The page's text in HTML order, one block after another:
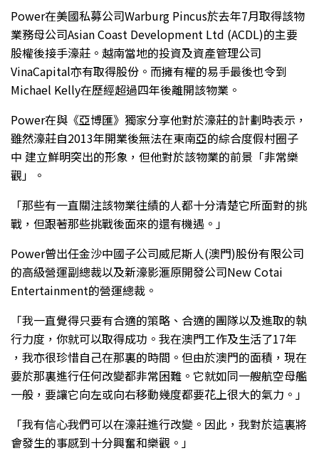
Power在美國私募公司Warburg Pincus於去年7月取得該物
業務母公司Asian Coast Development Ltd (ACDL)的主要
股權後接手濠莊。越南當地的投資及資產管理公司
VinaCapital亦有取得股份。而擁有權的易手最後也令到
Michael Kelly在歷經超過四年後離開該物業。
Power在與《亞博匯》獨家分享他對於濠莊的計劃時表示，
雖然濠莊自2013年開業後無法在東南亞的綜合度假村圈子
中 建立鮮明突出的形象，但他對於該物業的前景「非常樂
觀」。
「那些有一直關注該物業往績的人都十分清楚它所面對的挑
戰，但跟著那些挑戰後面來的還有機遇。」
Power曾出任金沙中國子公司威尼斯人(澳門)股份有限公司
的高級營運副總裁以及新濠影滙原開發公司New Cotai
Entertainment的營運總裁。
「我一直覺得只要有合適的策略、合適的團隊以及進取的執
行力度，你就可以取得成功。我在澳門工作及生活了17年
，我亦很珍惜自己在那裏的時間。但由於澳門的面積，現在
要於那裏進行任何改變都非常困難。它就如同一艘航空母艦
一般，要讓它向左或向右移動幾度都要花上很大的氣力。」
「我有信心我們可以在濠莊進行改變。因此，我對於這裏將
會發生的事感到十分興奮和樂觀。」